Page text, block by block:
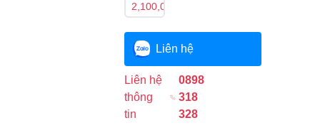
2,100,000₫
Liên hệ
Liên hệ
thông
tin
0898
318
328